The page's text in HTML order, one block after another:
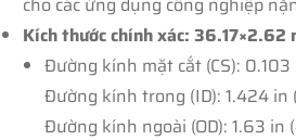
Kích thước chính xác: 36.17×2.62
Đường kính mặt cắt (CS):
Đường kính trong (ID): 1.424 in
Đường kính ngoài (OD): 1.63 in